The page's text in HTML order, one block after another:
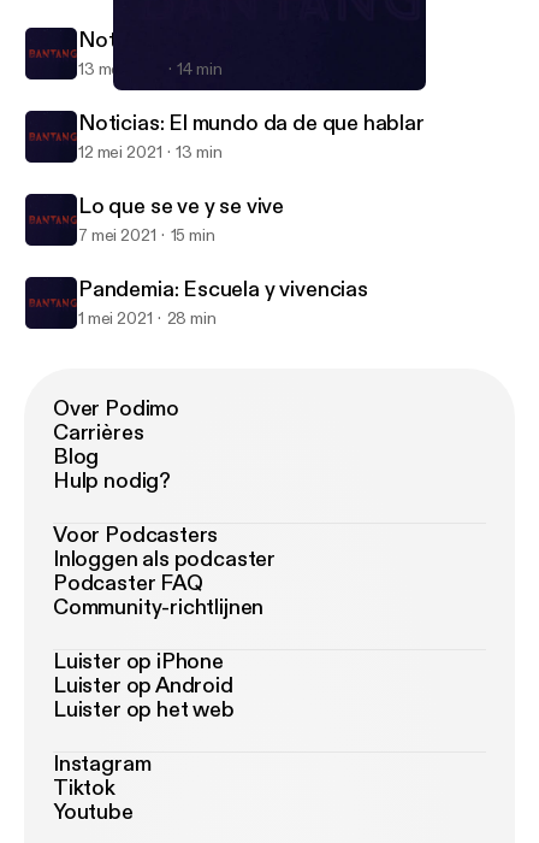
Bantang
Noticias: Los cambios que vienen
13 mei 2021 14 min
Noticias: El mundo da de que hablar
12 mei 2021 13 min
Lo que se ve y se vive
7 mei 2021 15 min
Pandemia: Escuela y vivencias
1 mei 2021 28 min
Over Podimo
Carrières
Blog
Hulp nodig?
Voor Podcasters
Inloggen als podcaster
Podcaster FAQ
Community-richtlijnen
Luister op iPhone
Luister op Android
Luister op het web
Instagram
Tiktok
Youtube